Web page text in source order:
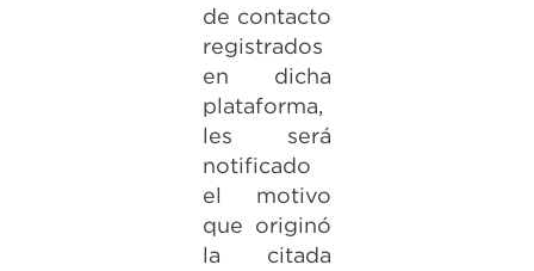
de contacto
registrados
en dicha
plataforma,
les será
notificado
el motivo
que originó
la citada